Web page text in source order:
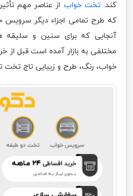
کند.تخت خواب از عناصر مهم
که طرح تمامی اجزاء دیگر سرویس
آنجایی که برای سنین و
مختلفی به بازار آمده است قبل از
خواب، رنگ، طرح و زیبایی تاج تخت